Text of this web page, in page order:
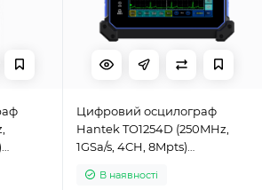
Цифровий осцилограф
Hantek TO1254D (250MHz,
1GSa/s, 4CH, 8Mpts)
сигналів
В наявності